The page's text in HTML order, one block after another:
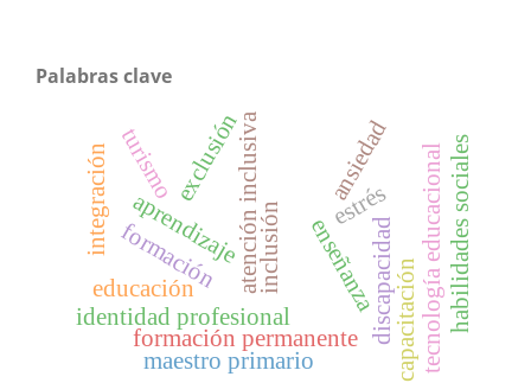
Palabras clave
formación atención inclusiva
identidad profesional
enseñanza
aprendizaje inclusión
exclusión
discapacidadcapacitacióntecnología educacional
estrés
ansiedad
formación permanente
maestro primario
turismo habilidades sociales
educación
integración